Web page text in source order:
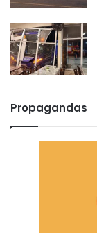
Propagandas